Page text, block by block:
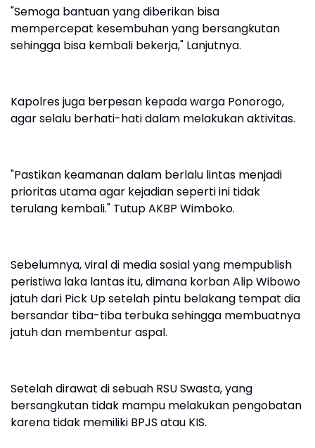
"Semoga bantuan yang diberikan bisa
mempercepat kesembuhan yang bersangkutan
sehingga bisa kembali bekerja," Lanjutnya.
Kapolres juga berpesan kepada warga Ponorogo,
agar selalu berhati-hati dalam melakukan aktivitas.
"Pastikan keamanan dalam berlalu lintas menjadi
prioritas utama agar kejadian seperti ini tidak
terulang kembali." Tutup AKBP Wimboko.
Sebelumnya, viral di media sosial yang mempublish
peristiwa laka lantas itu, dimana korban Alip Wibowo
jatuh dari Pick Up setelah pintu belakang tempat dia
bersandar tiba-tiba terbuka sehingga membuatnya
jatuh dan membentur aspal.
Setelah dirawat di sebuah RSU Swasta, yang
bersangkutan tidak mampu melakukan pengobatan
karena tidak memiliki BPJS atau KIS.